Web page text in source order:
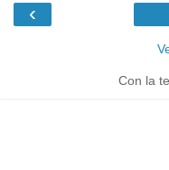
‹
Con la